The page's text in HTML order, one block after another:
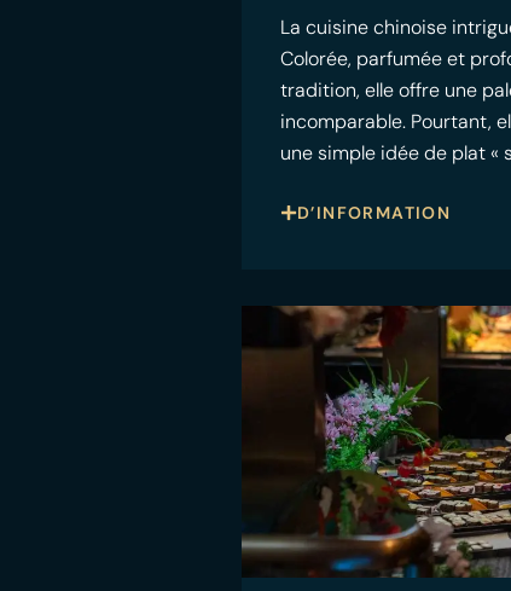
La cuisine chinoise
Colorée, parfumée et
tradition, elle offre une
incomparable. Pourtant,
une simple idée de plat «
D’INFORMATION